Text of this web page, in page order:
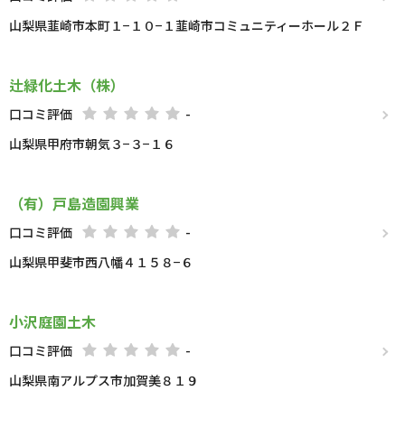
山梨県韮崎市本町１−１０−１韮崎市コミュニティーホール２Ｆ
辻緑化土木（株）
口コミ評価
-
山梨県甲府市朝気３−３−１６
（有）戸島造園興業
口コミ評価
-
山梨県甲斐市西八幡４１５８−６
小沢庭園土木
口コミ評価
-
山梨県南アルプス市加賀美８１９